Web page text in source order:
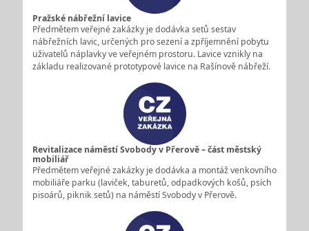
Pražské nábřežní lavice
Předmětem veřejné zakázky je dodávka setů sestav
nábřežních lavic, určených pro sezení a zpříjemnění pobytu
uživatelů náplavky ve veřejném prostoru. Lavice vznikly na
základu realizované prototypové lavice na Rašínově nábřeží.
Revitalizace náměstí Svobody v Přerově – část městský
mobiliář
Předmětem veřejné zakázky je dodávka a montáž venkovního
mobiliáře parku (laviček, taburetů, odpadkových košů, psích
pisoárů, piknik setů) na náměstí Svobody v Přerově.